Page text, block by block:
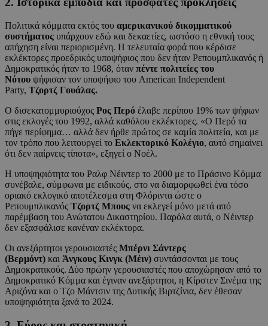
Πολιτικά κόμματα εκτός του αμερικανικού δικομματικού
συστήματος υπάρχουν εδώ και δεκαετίες, ωστόσο η εθνική τους
απήχηση είναι περιορισμένη. Η τελευταία φορά που κέρδισε
εκλέκτορες προεδρικός υποψήφιος που δεν ήταν Ρεπουμπλικανός ή
Δημοκρατικός ήταν το 1968, όταν πέντε πολιτείες του
Νότου ψήφισαν τον υποψήφιο του American Independent
Party, Τζορτζ Γουάλας.
Ο δισεκατομμυριούχος Ρος Περό έλαβε περίπου 19% των ψήφων
στις εκλογές του 1992, αλλά καθόλου εκλέκτορες. «Ο Περό τα
πήγε περίφημα… αλλά δεν ήρθε πρώτος σε καμία πολιτεία, και με
τον τρόπο που λειτουργεί το Εκλεκτορικό Κολέγιο, αυτό σημαίνει
ότι δεν παίρνεις τίποτα», εξηγεί ο Νοέλ.
Η υποψηφιότητα του Ραλφ Νέιντερ το 2000 με το Πράσινο Κόμμα
συνέβαλε, σύμφωνα με ειδικούς, στο να διαμορφωθεί ένα τόσο
οριακό εκλογικό αποτέλεσμα στη Φλόριντα ώστε ο
Ρεπουμπλικανός Τζορτζ Μπους να εκλεγεί μόνο μετά από
παρέμβαση του Ανώτατου Δικαστηρίου. Παρόλα αυτά, ο Νέιντερ
δεν εξασφάλισε κανέναν εκλέκτορα.
Οι ανεξάρτητοι γερουσιαστές Μπέρνι Σάντερς
(Βερμόντ) και Άνγκους Κινγκ (Μέιν) συντάσσονται με τους
Δημοκρατικούς. Δύο πρώην γερουσιαστές που αποχώρησαν από το
Δημοκρατικό Κόμμα και έγιναν ανεξάρτητοι, η Κίρστεν Σινέμα της
Αριζόνα και ο Τζο Μάντσιν της Δυτικής Βιρτζίνια, δεν έθεσαν
υποψηφιότητα ξανά το 2024.